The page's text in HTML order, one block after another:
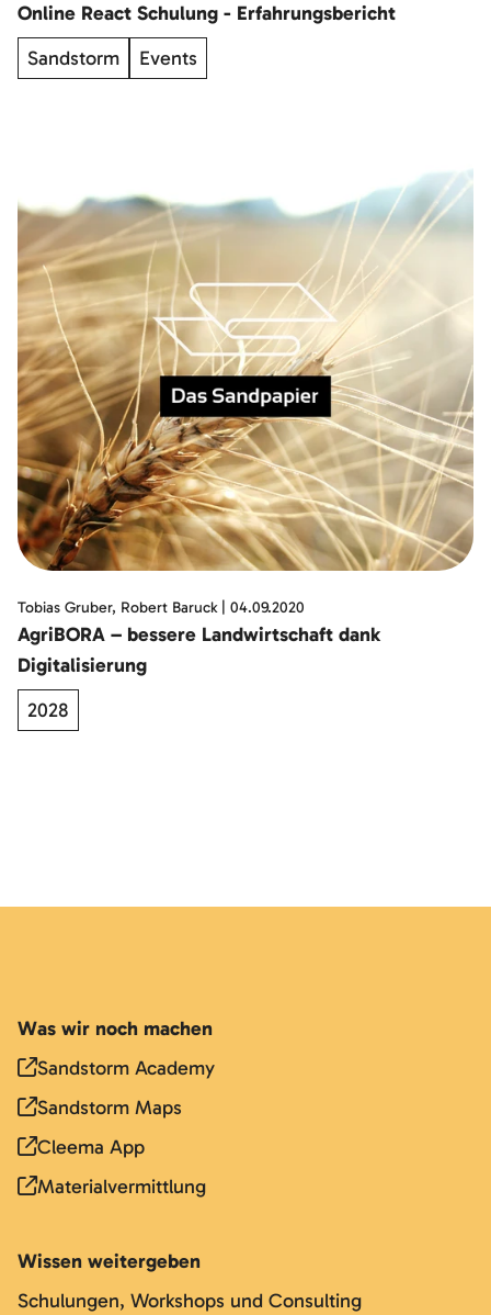
Online React Schulung - Erfahrungsbericht
Sandstorm
Events
Tobias Gruber, Robert Baruck| 04.09.2020
AgriBORA – bessere Landwirtschaft dank
Digitalisierung
2028
Was wir noch machen
Sandstorm Academy
Sandstorm Maps
Cleema App
Materialvermittlung
Wissen weitergeben
Schulungen, Workshops und Consulting